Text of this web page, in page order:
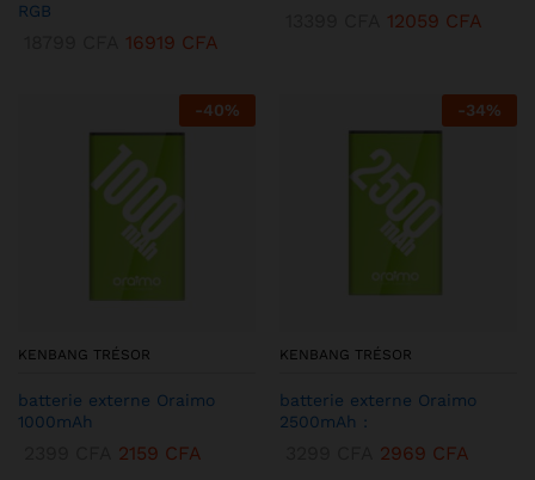
RGB
16919 CFA
12059 CFA
-40%
KENBANG TRÉSOR
batterie externe Oraimo
1000mAh
2159 CFA
-34%
KENBANG TRÉSOR
batterie externe Oraimo
2500mAh :
2969 CFA